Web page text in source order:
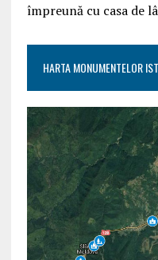
împreună cu casa de
HARTA MONUMENTELOR